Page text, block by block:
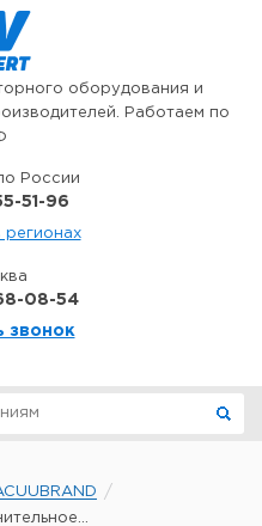
оборудования и
Работаем по
России
51-96
регионах
08-54
звонок